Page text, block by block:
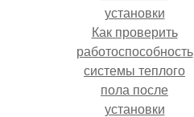
Как проверить
работоспособность
системы теплого
пола после
установки